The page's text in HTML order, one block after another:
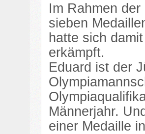
Im Rahmen
sieben
hatte sich
erkämpft.
Eduard ist der
Männerjahr.
einer Medaille